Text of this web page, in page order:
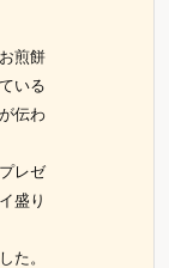
煎餅
いる
伝わ
レゼ
盛り
た。